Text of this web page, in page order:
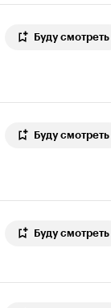
Буду смотреть
Буду смотреть
Буду смотреть